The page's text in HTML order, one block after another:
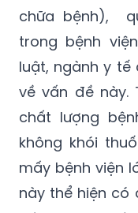
luật, ngành y tế
về vấn đề này.
chất lượng
không khói
mấy bệnh viện
này thể hiện có
việc thực thi
Đơn cử như